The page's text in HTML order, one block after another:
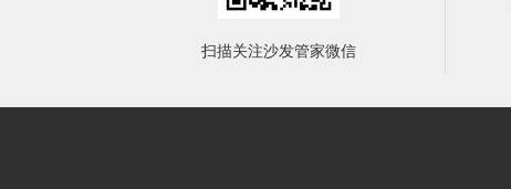
扫描关注沙发管家微信